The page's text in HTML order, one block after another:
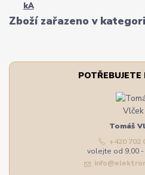
Zboží zařazeno v
kA
Tomáš
+420 702
volejte od 9,00 -